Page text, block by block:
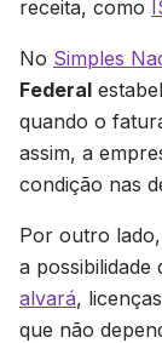
receita, como
No Simples
Federal
quando o
assim, a
condição nas
Por outro
a possibilidade
alvará,
que não